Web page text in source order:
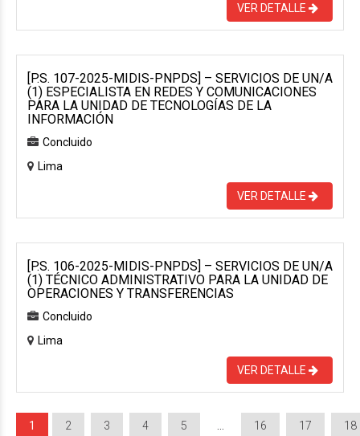
VER DETALLE
[P.S. 107-2025-MIDIS-PNPDS] – SERVICIOS DE UN/A
(1) ESPECIALISTA EN REDES Y COMUNICACIONES
PARA LA UNIDAD DE TECNOLOGÍAS DE LA
INFORMACIÓN
Concluido
Lima
VER DETALLE
[P.S. 106-2025-MIDIS-PNPDS] – SERVICIOS DE UN/A
(1) TÉCNICO ADMINISTRATIVO PARA LA UNIDAD DE
OPERACIONES Y TRANSFERENCIAS
Concluido
Lima
VER DETALLE
1 2 3 4 5 16 17 18